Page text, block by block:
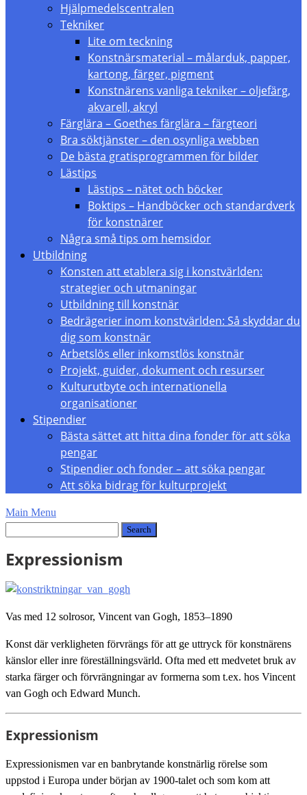
Hjälpmedelscentralen
Tekniker
Lite om teckning
Konstnärsmaterial – målarduk, papper,
kartong, färger, pigment
Konstnärens vanliga tekniker – oljefärg,
akvarell, akryl
Färglära – Goethes färglära – färgteori
Bra söktjänster – den osynliga webben
De bästa gratisprogrammen för bilder
Lästips
Lästips – nätet och böcker
Boktips – Handböcker och standardverk
för konstnärer
Några små tips om hemsidor
Utbildning
Konsten att etablera sig i konstvärlden:
strategier och utmaningar
Utbildning till konstnär
Bedrägerier inom konstvärlden: Så skyddar du
dig som konstnär
Arbetslös eller inkomstlös konstnär
Projekt, guider, dokument och resurser
Kulturutbyte och internationella
organisationer
Stipendier
Bästa sättet att hitta dina fonder för att söka
pengar
Stipendier och fonder – att söka pengar
Att söka bidrag för kulturprojekt
Main Menu
Expressionism
Vas med 12 solrosor, Vincent van Gogh, 1853–1890
Konst där verkligheten förvrängs för att ge uttryck för konstnärens
känslor eller inre föreställningsvärld. Ofta med ett medvetet bruk av
starka färger och förvrängningar av formerna som t.ex. hos Vincent
van Gogh och Edward Munch.
Expressionism
Expressionismen var en banbrytande konstnärlig rörelse som
uppstod i Europa under början av 1900-talet och som kom att